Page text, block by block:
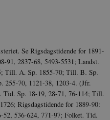
Se Rigsdagstidende for 1891-
91, 2837-68, 5493-5531; Landst.
Till. A. Sp. 1855-70; Till. B. Sp.
255-70, 1121-38, 1203-4. (Jfr.
Tid. Sp. 18-19, 28-71, 76-114; Till.
Rigsdagstidende for 1889-90:
536-624, 771-97; Folket. Tid.